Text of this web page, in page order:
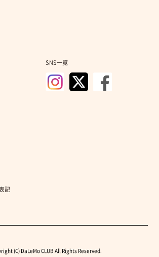
記
SNS一覧
(C) DaLeMo CLUB All Rights Reserved.